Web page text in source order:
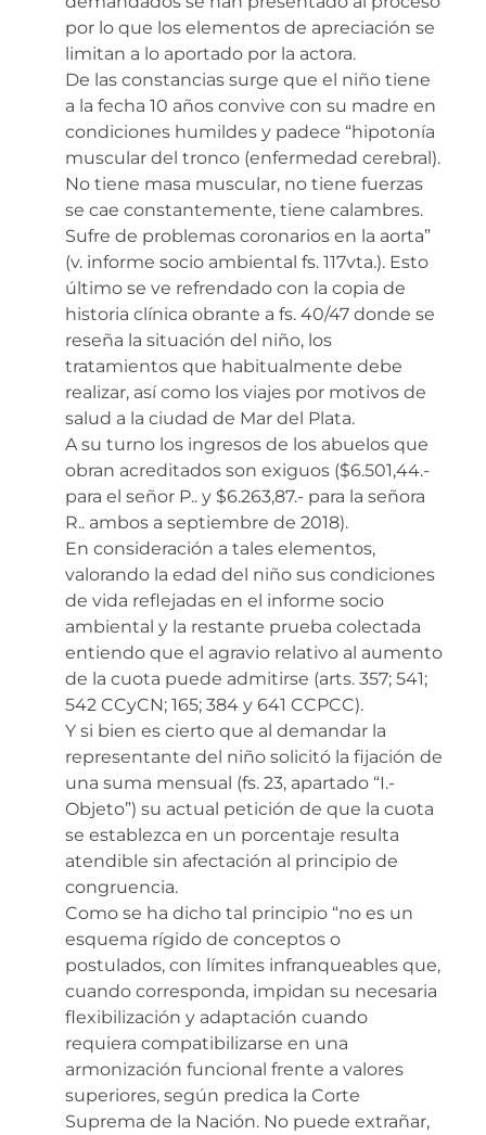
por lo que los elementos de apreciación se
limitan a lo aportado por la actora.
De las constancias surge que el niño tiene
a la fecha 10 años convive con su madre en
condiciones humildes y padece “hipotonía
muscular del tronco (enfermedad cerebral).
No tiene masa muscular, no tiene fuerzas
se cae constantemente, tiene calambres.
Sufre de problemas coronarios en la aorta”
(v. informe socio ambiental fs. 117vta.). Esto
último se ve refrendado con la copia de
historia clínica obrante a fs. 40/47 donde se
reseña la situación del niño, los
tratamientos que habitualmente debe
realizar, así como los viajes por motivos de
salud a la ciudad de Mar del Plata.
A su turno los ingresos de los abuelos que
obran acreditados son exiguos ($6.501,44.-
para el señor P.. y $6.263,87.- para la señora
R.. ambos a septiembre de 2018).
En consideración a tales elementos,
valorando la edad del niño sus condiciones
de vida reflejadas en el informe socio
ambiental y la restante prueba colectada
entiendo que el agravio relativo al aumento
de la cuota puede admitirse (arts. 357; 541;
542 CCyCN; 165; 384 y 641 CCPCC).
Y si bien es cierto que al demandar la
representante del niño solicitó la fijación de
una suma mensual (fs. 23, apartado “I.-
Objeto”) su actual petición de que la cuota
se establezca en un porcentaje resulta
atendible sin afectación al principio de
congruencia.
Como se ha dicho tal principio “no es un
esquema rígido de conceptos o
postulados, con límites infranqueables que,
cuando corresponda, impidan su necesaria
flexibilización y adaptación cuando
requiera compatibilizarse en una
armonización funcional frente a valores
superiores, según predica la Corte
Suprema de la Nación. No puede extrañar,